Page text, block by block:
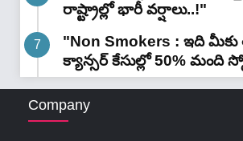
రాష్ట్రాల్లో భారీ వ‌ర్షాలు..!"
"Non Smokers : ఇది
క్యాన్సర్ కేసుల్లో 50% మంది
Company